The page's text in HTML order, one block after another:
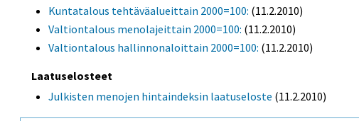
Kuntatalous tehtäväalueittain 2000=100: (11.2.2010)
Valtiontalous menolajeittain 2000=100: (11.2.2010)
Valtiontalous hallinnonaloittain 2000=100: (11.2.2010)
Laatuselosteet
Julkisten menojen hintaindeksin laatuseloste (11.2.2010)